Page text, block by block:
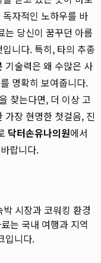
자적인 노하우를 바
는 당신이 꿈꾸던 아름
니다. 특히, 타의 추종
기술력은 왜 수많은 사
명확히 보여줍니다.
찾는다면, 더 이상 고
가장 현명한 첫걸음, 진
닥터손유나의원에서
랍니다.
시장과 코워킹 환경
는 국내 여행과 지역
입니다.